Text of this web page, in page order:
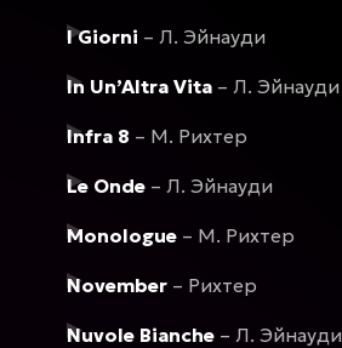
I Giorni – Л. Эйнауди
In Un’Altra Vita – Л. Эйнауди
Infra 8 – М. Рихтер
Le Onde – Л. Эйнауди
Monologue – М. Рихтер
November – Рихтер
Nuvole Bianche – Л. Эйнауди